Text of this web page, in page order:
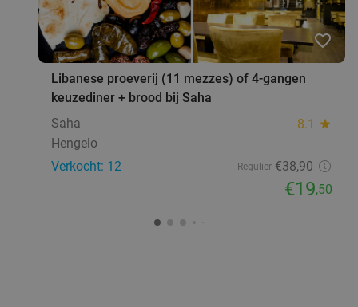
favorite_border
Libanese proeverij (11 mezzes) of 4-gangen
keuzediner + brood bij Saha
Saha
8.1 star
Hengelo
Verkocht: 12
Regulier €38,90
€19,50